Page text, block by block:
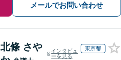
メールでお問い合わせ
北條 さや
インタビュ
ーを見る
東京都